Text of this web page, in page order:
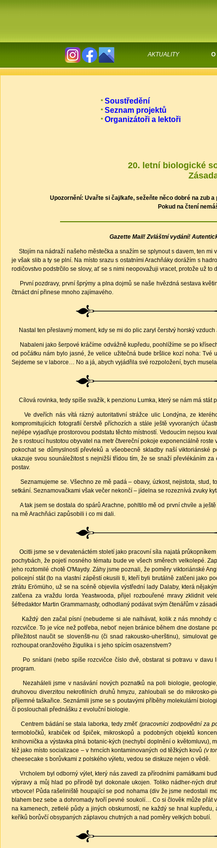
AKTUALITY O
* Soustředění
* Seznam projektů
* Organizátoři a lektoři
20. letní biologické
Upozornění: Uvařte si čaj/kafe, sežeňte něco dobré na zub
Pokud na čtení
Gazette Mail! Zvláštní vydání!
Stojím na nádraží našeho městečka a snažím se splynout s davem, ten mi
je však slib a ty se plní. Na místo srazu s ostatními Arachňáky dorážím s
rodičovstvo podstrčilo se slovy, ať se s nimi neopovažuji vracet, protože už to
První pozdravy, první šprýmy a plna dojmů se naše hvězdná sestava
čtrnáct dní přinese mnoho zajímavého.
Nastal ten přeslavný moment, kdy se mi do plic zaryl čerstvý horský
Nabaleni jako šerpové kráčíme odvážně kupředu, poohlížíme se po
od počátku nám bylo jasné, že velice užitečná bude bršlice kozí noha:
Sejdeme se v laborce… No a já, abych vyjádřila své rozpoložení, bych
Cílová rovinka, tedy spíše svažík, k penzionu Lumka, který se nám má stát
Ve dveřích nás vítá rázný autoritativní strážce ulic Londýna, ze
kompromitujících fotografií čerstvě příchozích a stále ještě vyvoraných
nejlépe vyjadřuje prostorovou podstatu těchto místností. Vedoucím nejsou
že s rostoucí hustotou obyvatel na metr čtvereční pokoje exponenciálně
pokochat se důmyslností převleků a všeobecně skladby naší viktoriánské
ukazuje svou sounáležitost s nejnižší třídou tím, že se snaží převlékáním
postav.
Seznamujeme se. Všechno ze mě padá – obavy, úzkost, nejistota, stud,
setkání. Seznamovačkami však večer nekončí – jídelna se rozeznívá zvuky
A tak jsem se dostala do spárů Arachne, pohltilo mě od první chvíle a
na mě Arachňáci zapůsobili i co mi dali.
Ocitli jsme se v devatenáctém století jako pracovní síla najatá
pochybách, že pojetí nosného tématu bude ve všech směrech velkolepé.
jeho roztomilé chotě O'Maydy. Záhy jsme poznali, že poměry viktoriánské
policejní stát (to na vlastní zápěstí okusili ti, kteří byli brutálně zatčeni jako
ztrátu Erömüho, už se na scéně objevila výstřední lady Dalaby, která
zatčena za vraždu lorda Yeastwooda, přijel rozbouřené mravy zklidnit
šéfredaktor Martin Grammarnasty, odhodlaný podávat svým čtenářům v
Každý den začal písní (nebudeme si ale nalhávat, kolik z nás mnohdy
rozcvičce. To je více než potřeba, neboť nejen bránice během dne dostane
příležitost naučit se slovenšti-nu (či snad rakousko-uherštinu), simulovat
rozhoupat oranžového žigulika i s jeho spícím osazenstvem?
Po snídani (nebo spíše rozcvičce číslo dvě, obstarat si potravu v davu
program.
Nezaháleli jsme v nasávání nových poznatků na poli biologie,
druhovou diverzitou nekrofilních druhů hmyzu, zahloubali se do
příjemné taškařice. Seznámili jsme se s poutavými příběhy molekulární
či poslouchali přednášku z evoluční biologie.
Centrem bádání se stala laborka, tedy změť(pracovníci zodpovědní za
termobločků, krabiček od špiček, mikroskopů a podobných objektů
knihovnička a výstavka plná botanic-kých (nechybí doplnění o květomluvu),
též jako místo socializace – v hrncích kontaminovaných od těžkých kovů (v
cheesecake s borůvkami z polského výletu, vedou se diskuze nejen o vědě.
Vrcholem byl odborný výlet, který nás zavedl za přírodními památkami
výpravy a můj hlad po přírodě byl dokonale ukojen. Toliko nádher-ných
vrbovce! Půda rašeliniště houpající se pod nohama (div že jsme nedostali
blahem bez sebe a dohromady tvoří pevné soukolí… Co si člověk může
na kamenech, zetlelé půdy a jiných obskurností, ne každý se hnal
keříků borůvčí obsypaných záplavou chutných a nad poměry velkých bobulí.